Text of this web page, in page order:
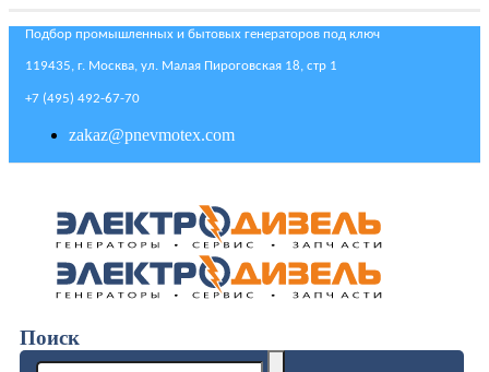
Подбор промышленных и бытовых генераторов под ключ
119435, г. Москва, ул. Малая Пироговская 18, стр 1
+7 (495) 492-67-70
zakaz@pnevmotex.com
Поиск